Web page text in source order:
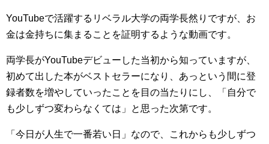
YouTubeで活躍するリベラル大学の両学長然りですが、お
金は金持ちに集まることを証明するような動画です。
両学長がYouTubeデビューした当初から知っていますが、
初めて出した本がベストセラーになり、あっという間に登
録者数を増やしていったことを目の当たりにし、「自分で
も少しずつ変わらなくては」と思った次第です。
「今日が人生で一番若い日」なので、これからも少しずつ